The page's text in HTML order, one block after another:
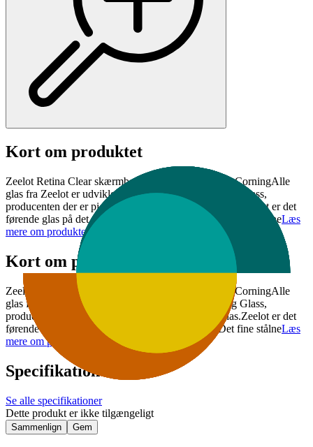
Kort om produktet
Zeelot Retina Clear skærmbeskyttelseUdviklet med CorningAlle
glas fra Zeelot er udviklet i samarbejde med Corning Glass,
producenten der er pioneren indenfor tempereret glas.Zeelot er det
førende glas på det asiatiske marked.Undgå støvDet fine stålneLæs
mere om produktet
Kort om produktet
Zeelot Retina Clear skærmbeskyttelseUdviklet med CorningAlle
glas fra Zeelot er udviklet i samarbejde med Corning Glass,
producenten der er pioneren indenfor tempereret glas.Zeelot er det
førende glas på det asiatiske marked.Undgå støvDet fine stålneLæs
mere om produktet
Specifikationer
Se alle specifikationer
Dette produkt er ikke tilgængeligt
Sammenlign Gem